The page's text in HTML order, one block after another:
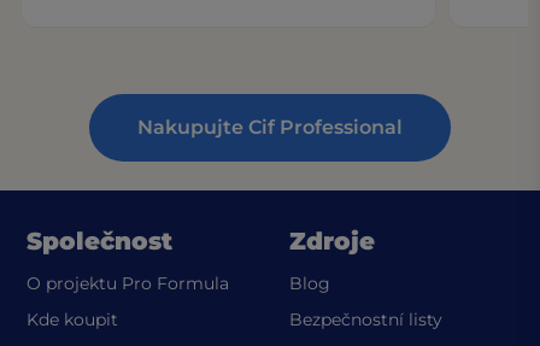
Nakupujte Cif Professional
Společnost
O projektu Pro Formula
Kde koupit
Zdroje
Blog
Bezpečnostní listy